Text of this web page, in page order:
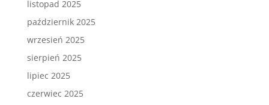
listopad 2025
październik 2025
wrzesień 2025
sierpień 2025
lipiec 2025
czerwiec 2025